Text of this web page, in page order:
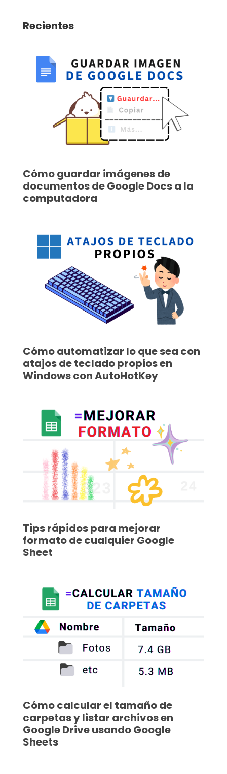
Recientes
Cómo guardar imágenes de
documentos de Google Docs a la
computadora
Cómo automatizar lo que sea con
atajos de teclado propios en
Windows con AutoHotKey
Tips rápidos para mejorar
formato de cualquier Google
Sheet
Cómo calcular el tamaño de
carpetas y listar archivos en
Google Drive usando Google
Sheets